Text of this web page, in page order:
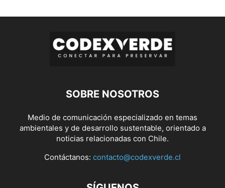
SOBRE NOSOTROS
Medio de comunicación especializado en temas
ambientales y de desarrollo sustentable, orientado a
noticias relacionadas con Chile.
Contáctanos: contacto@codexverde.cl